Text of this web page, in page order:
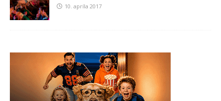
10. apríla 2017